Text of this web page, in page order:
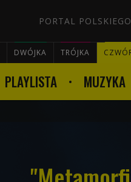
PORTAL
DWÓJKA TRÓJKA
PLAYLISTA MUZYKA